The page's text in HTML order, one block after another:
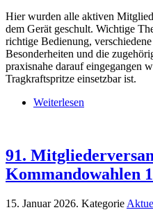
Hier wurden alle aktiven
dem Gerät geschult. Wichtige
richtige Bedienung,
Besonderheiten und die
praxisnahe darauf eingegangen
Tragkraftspritze einsetzbar ist.
Weiterlesen
91.
Kommandowahlen
15. Januar 2026. Kategorie